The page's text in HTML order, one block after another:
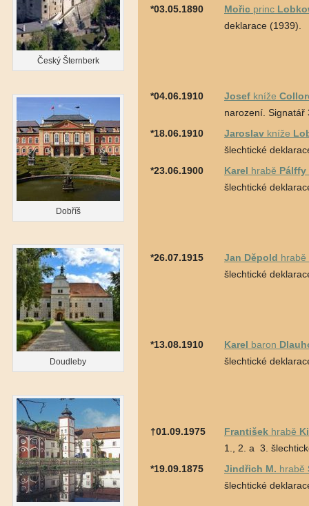
Český Šternberk
Dobříš
Doudleby
*03.05.1890 Mořic princ
deklarace (1939).
*04.06.1910 Josef kníže
narození. Signatář
*18.06.1910
Jaroslav kníže
šlechtické
*23.06.1900
Karel hrabě Pálffy
šlechtické
*26.07.1915 Jan Děpold hrabě
šlechtické
*13.08.1910 Karel baron
šlechtické
†01.09.1975 František hrabě
1., 2. a 3.
*19.09.1875
Jindřich M. hrabě
šlechtické